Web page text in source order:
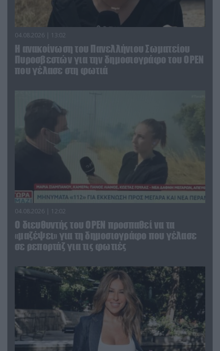
04.08.2026 | 13:02
Η ανακοίνωση του Πανελλήνιου Σωματείου
Πυροσβεστών για την δημοσιογράφο του OPEN
που γέλασε στη φωτιά
04.08.2026 | 12:02
O διευθυντής του OPEN προσπαθεί να τα
«μαζέψει» για τη δημοσιογράφο που γέλασε
σε ρεπορτάζ για τις φωτιές